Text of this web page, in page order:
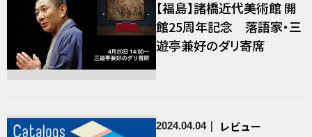
【福島】諸橋近代美術館 開
館25周年記念 落語家・三
遊亭兼好のダリ寄席
2024.04.04 レビュー